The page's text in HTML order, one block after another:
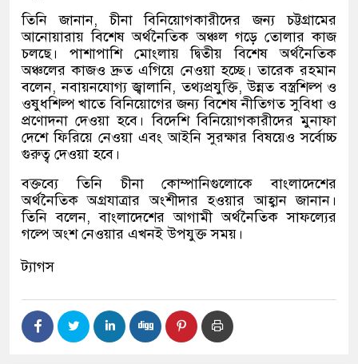
তিনি জানান,চীনা বিনিয়োগকারীদের জন্য চট্টগ্রামের
আনোয়ারায় বিশেষ অর্থনৈতিক অঞ্চল গড়ে তোলার কাজ
চলছে। পাশাপাশি মোংলায় দ্বিতীয় বিশেষ অর্থনৈতিক
অঞ্চলের কাজও দ্রুত এগিয়ে নেওয়া হচ্ছে। তারেক রহমান
বলেন,নবায়নযোগ্য জ্বালানি,তথ্যপ্রযুক্তি,উন্নত বস্ত্রশিল্প ও
ওষুধশিল্প খাতে বিনিয়োগের জন্য বিশেষ নীতিগত সুবিধা ও
প্রণোদনা দেওয়া হবে। বিদেশি বিনিয়োগকারীদের মুনাফা
দেশে ফিরিয়ে নেওয়া এবং আইনি সুরক্ষার বিষয়েও সর্বোচ্চ
গুরুত্ব দেওয়া হবে।
বক্তব্যে তিনি চীনা কোম্পানিগুলোকে বাংলাদেশের
অর্থনৈতিক অগ্রযাত্রার অংশীদার হওয়ার আহ্বান জানান।
তিনি বলেন,বাংলাদেশের আগামী অর্থনৈতিক সাফল্যের
গল্পে অংশ নেওয়ার এখনই উপযুক্ত সময়।
ট্যাগস